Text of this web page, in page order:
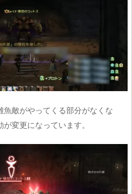
魚敵がやってくる部分がなくな
変更になっています。